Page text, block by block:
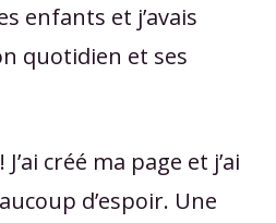
enfants et j’avais
quotidien et ses
créé ma page et j’ai
d’espoir. Une